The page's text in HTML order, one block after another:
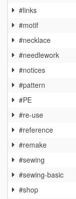
#links
#motif
#necklace
#needlework
#notices
#pattern
#PE
#re-use
#reference
#remake
#sewing
#sewing-basic
#shop